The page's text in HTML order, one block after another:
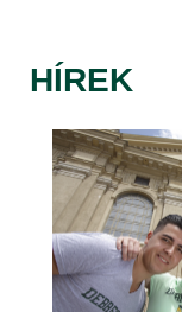
EGYETEM
HÍREK